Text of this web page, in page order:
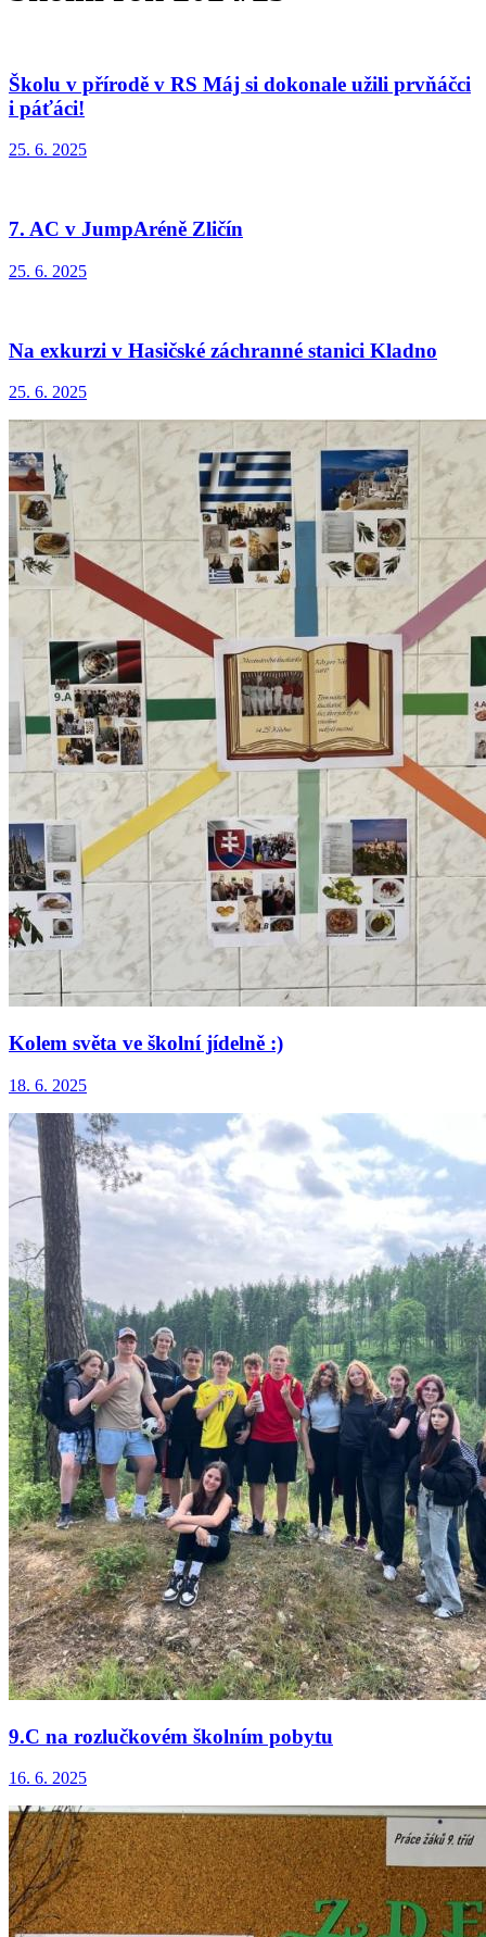
Školu v přírodě v RS Máj si dokonale užili prvňáčci
i páťáci!
25. 6. 2025
7. AC v JumpAréně Zličín
25. 6. 2025
Na exkurzi v Hasičské záchranné stanici Kladno
25. 6. 2025
Kolem světa ve školní jídelně :)
18. 6. 2025
9.C na rozlučkovém školním pobytu
16. 6. 2025